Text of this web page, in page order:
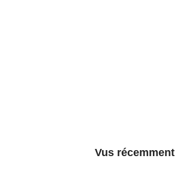
Vus récemment